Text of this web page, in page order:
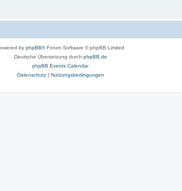
by phpBB® Forum Software © phpBB Limited
Deutsche Übersetzung durch phpBB.de
phpBB Events Calendar
Datenschutz| Nutzungsbedingungen